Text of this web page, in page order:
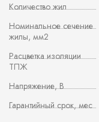
Количество жил
Номинальное сечение
жилы, мм2
Расцветка изоляции
ТПЖ
Напряжение, В
Гарантийный срок, мес